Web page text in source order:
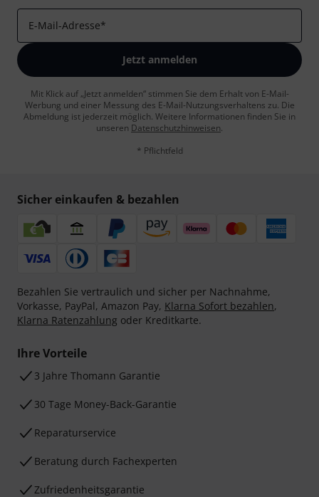
E-Mail-Adresse*
Jetzt anmelden
Mit Klick auf „Jetzt anmelden“ stimmen Sie dem Erhalt von E-Mail-
Werbung und einer Messung des E-Mail-Nutzungsverhaltens zu. Die
Abmeldung ist jederzeit möglich. Weitere Informationen finden Sie in
unseren Datenschutzhinweisen.
* Pflichtfeld
Sicher einkaufen & bezahlen
Bezahlen Sie vertraulich und sicher per Nachnahme,
Vorkasse, PayPal, Amazon Pay, Klarna Sofort bezahlen,
Klarna Ratenzahlung oder Kreditkarte.
Ihre Vorteile
3 Jahre Thomann Garantie
30 Tage Money-Back-Garantie
Reparaturservice
Beratung durch Fachexperten
Zufriedenheitsgarantie